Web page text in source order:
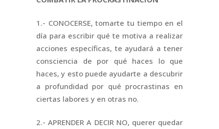
1.- CONOCERSE, tomarte tu tiempo en el
día para escribir qué te motiva a realizar
acciones específicas, te ayudará a tener
consciencia de por qué haces lo que
haces, y esto puede ayudarte a descubrir
a profundidad por qué procrastinas en
ciertas labores y en otras no.
2.- APRENDER A DECIR NO, querer quedar